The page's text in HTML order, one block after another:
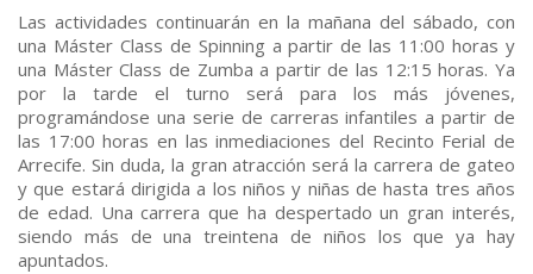
Las actividades continuarán en la mañana del sábado, con
una Máster Class de Spinning a partir de las 11:00 horas y
una Máster Class de Zumba a partir de las 12:15 horas. Ya
por la tarde el turno será para los más jóvenes,
programándose una serie de carreras infantiles a partir de
las 17:00 horas en las inmediaciones del Recinto Ferial de
Arrecife. Sin duda, la gran atracción será la carrera de gateo
y que estará dirigida a los niños y niñas de hasta tres años
de edad. Una carrera que ha despertado un gran interés,
siendo más de una treintena de niños los que ya hay
apuntados.